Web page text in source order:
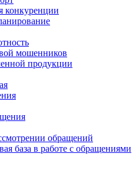
конкуренции
мошенников
продукции
обращений
база в работе с обращениями